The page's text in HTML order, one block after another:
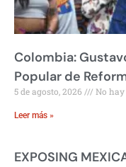
Colombia:
Popular de
5 de agosto, 2026 No
Leer más »
EXPOSING